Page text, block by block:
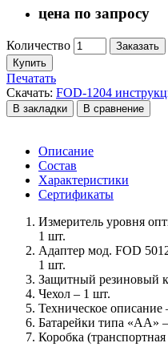
цена по запросу
Количество
Заказать
Купить
Печатать
Скачать: FOD-1204
В закладки В сравнение
Описание
Состав
Характеристики
Сертификаты
Измеритель уровня
1 шт.
Адаптер мод. FOD
1 шт.
Защитный резиновый
Чехол – 1 шт.
Техническое описание
Батарейки типа «АА»
Коробка